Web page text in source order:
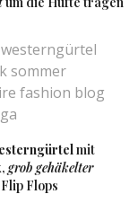
mit
grob gehäkelter
Flops